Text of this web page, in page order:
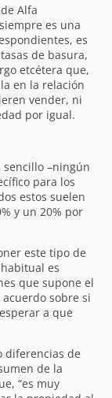
Alfa
es una
es
de basura,
etcétera que,
en la relación
vender, ni
por igual.
–ningún
para los
estos suelen
y un 20% por
este tipo de
es
que supone el
sobre si
a que
diferencias de
de la
“es muy